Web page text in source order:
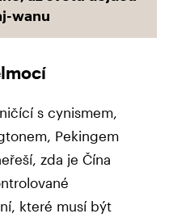
wanu
s cynismem,
Pekingem
zda je Čína
které musí být